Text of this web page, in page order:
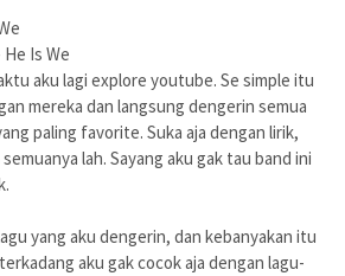
Is We
aku lagi explore youtube. Se simple itu
mereka dan langsung dengerin semua
paling favorite. Suka aja dengan lirik,
lah. Sayang aku gak tau band ini
yang aku dengerin, dan kebanyakan itu
aku gak cocok aja dengan lagu-